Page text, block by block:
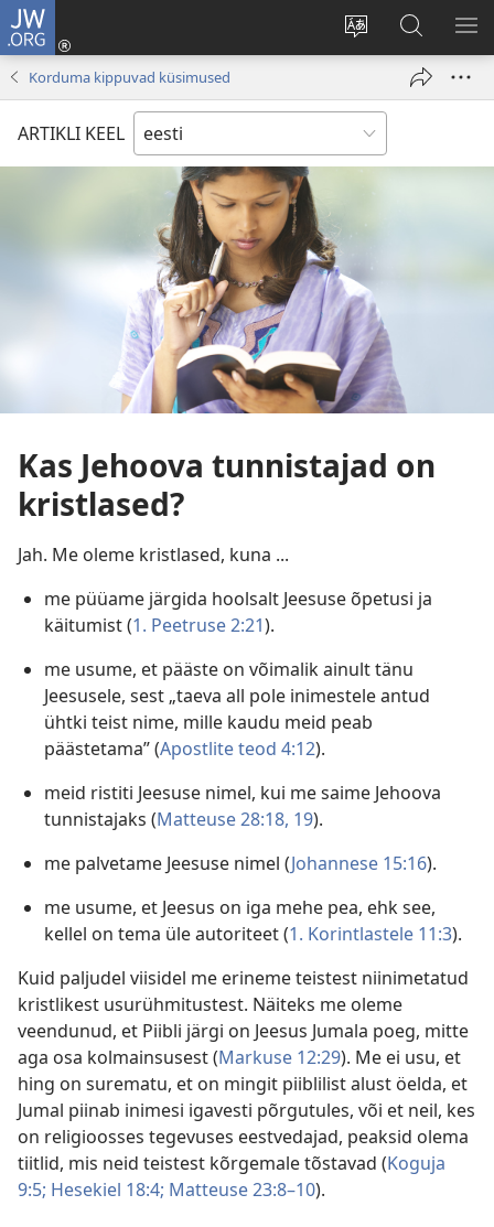
JW.ORG
Muuda
veebisaidi
Logi
sisse
akna)
Otsi
saidilt
JW.ORG
Korduma kippuvad küsimused
ARTIKLI KEEL
Kas Jehoova tunnistajad on
kristlased?
Jah. Me oleme kristlased, kuna ...
me püüame järgida hoolsalt Jeesuse õpetusi ja
käitumist (1. Peetruse 2:21).
me usume, et pääste on võimalik ainult tänu
Jeesusele, sest „taeva all pole inimestele antud
ühtki teist nime, mille kaudu meid peab
päästetama” (Apostlite teod 4:12).
meid ristiti Jeesuse nimel, kui me saime Jehoova
tunnistajaks (Matteuse 28:18, 19).
me palvetame Jeesuse nimel (Johannese 15:16).
me usume, et Jeesus on iga mehe pea, ehk see,
kellel on tema üle autoriteet (1. Korintlastele 11:3).
Kuid paljudel viisidel me erineme teistest niinimetatud
kristlikest usurühmitustest. Näiteks me oleme
veendunud, et Piibli järgi on Jeesus Jumala poeg, mitte
aga osa kolmainsusest (Markuse 12:29). Me ei usu, et
hing on surematu, et on mingit piiblilist alust öelda, et
Jumal piinab inimesi igavesti põrgutules, või et neil, kes
on religioosses tegevuses eestvedajad, peaksid olema
tiitlid, mis neid teistest kõrgemale tõstavad (Koguja
9:5; Hesekiel 18:4; Matteuse 23:8–10).